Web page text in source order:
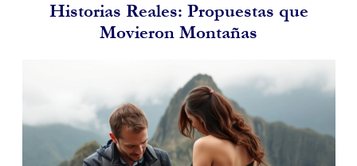
Historias Reales: Propuestas que
Movieron Montañas